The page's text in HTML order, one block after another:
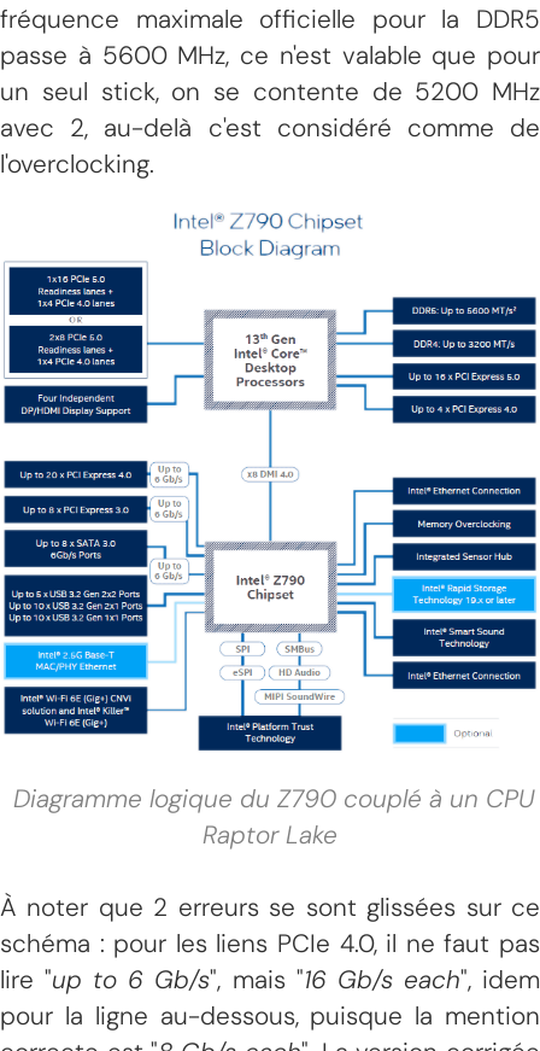
fréquence maximale officielle pour la DDR5
passe à 5600 MHz, ce n'est valable que pour
un seul stick, on se contente de 5200 MHz
avec 2, au-delà c'est considéré comme de
l'overclocking.
Diagramme logique du Z790 couplé à un CPU
Raptor Lake
À noter que 2 erreurs se sont glissées sur ce
schéma : pour les liens PCIe 4.0, il ne faut pas
lire "up to 6 Gb/s", mais "16 Gb/s each", idem
pour la ligne au-dessous, puisque la mention